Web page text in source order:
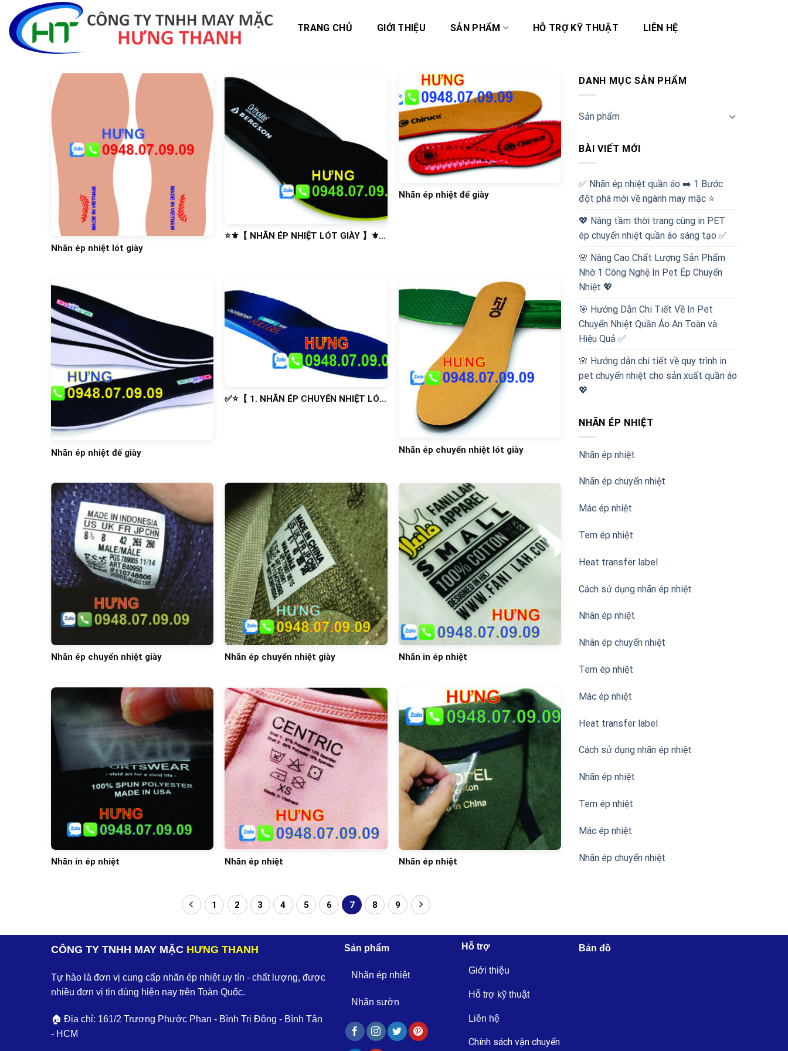
content
TRANG CHỦ GIỚI THIỆU SẢN PHẨM HỖ TRỢ KỸ THUẬT LIÊN HỆ
Nhãn ép nhiệt lót giày
⭐️⚜️【 NHÃN ÉP NHIỆT LÓT GIÀY 】⚜️
Nhãn ép nhiệt đế giày
Nhãn ép nhiệt đế giày
✅⭐️【 1. NHÃN ÉP CHUYỂN NHIỆT LÓT
Nhãn ép chuyển nhiệt lót giày
Nhãn ép chuyển nhiệt giày Nhãn ép chuyển nhiệt giày Nhãn in ép nhiệt
Nhãn in ép nhiệt Nhãn ép nhiệt Nhãn ép nhiệt
1 2 3 4 5 6 7 8 9
DANH MỤC SẢN PHẨM
Sản phẩm
BÀI VIẾT MỚI
✅‪ Nhãn ép nhiệt quần áo ➡️ 1 Bước
đột phá mới về ngành may mặc ⭐️
💖 Nâng tầm thời trang cùng in PET
ép chuyển nhiệt quần áo sáng tạo ✅
🌸 Nâng Cao Chất Lượng Sản Phẩm
Nhờ 1 Công Nghệ In Pet Ép Chuyển
Nhiệt 💖
🎯 Hướng Dẫn Chi Tiết Về In Pet
Chuyển Nhiệt Quần Áo An Toàn và
Hiệu Quả ✅
🌸 Hướng dẫn chi tiết về quy trình in
pet chuyển nhiệt cho sản xuất quần áo
💖
NHÃN ÉP NHIỆT
Nhãn ép nhiệt
Nhãn ép chuyển nhiệt
Mác ép nhiệt
Tem ép nhiệt
Heat transfer label
Cách sử dụng nhãn ép nhiệt
Nhãn ép nhiệt
Nhãn ép chuyển nhiệt
Tem ép nhiệt
Mác ép nhiệt
Heat transfer label
Cách sử dụng nhãn ép nhiệt
Nhãn ép nhiệt
Tem ép nhiệt
Mác ép nhiệt
Nhãn ép chuyển nhiệt
CÔNG TY TNHH MAY MẶC HƯNG THANH
Tự hào là đơn vị cung cấp nhãn ép nhiệt uy tín - chất lượng, được
nhiều đơn vị tin dùng hiện nay trên Toàn Quốc.
🏠 Địa chỉ: 161/2 Trương Phước Phan - Bình Trị Đông - Bình Tân
- HCM
Sản phẩm
Nhãn ép nhiệt
Nhãn sườn
Hỗ trợ
Giới thiệu
Hỗ trợ kỹ thuật
Liên hệ
Chính sách vận chuyển
Bản đồ